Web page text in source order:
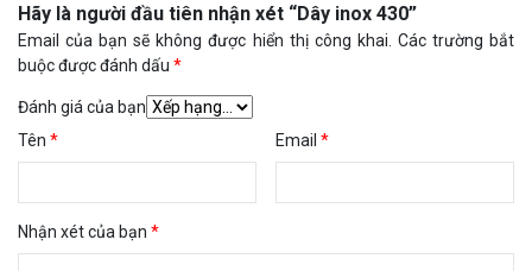
Hãy là người đầu tiên nhận xét “Dây inox 430”
Email của bạn sẽ không được hiển thị công khai. Các trường bắt
buộc được đánh dấu *
Đánh giá của bạn
Nhận xét của bạn *
Tên * Email*